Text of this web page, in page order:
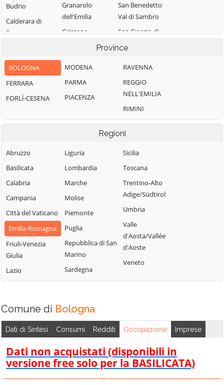
Budrio
Calderara di
Reno
Casalecchio di
Reno
Castel del Rio
Castel Guelfo di
Terme
Castello d'Argile
Granarolo
dell'Emilia
Grizzana
Belvedere
Loiano
Minerbio
San Benedetto
Val di Sambro
San Giorgio di
Persiceto
San Lazzaro di
Savena
San Pietro in
Casale
Sant'Agata
Bolognese
Sasso Marconi
Valsamoggia
Vergato
Zola Predosa
Province
BOLOGNA
FERRARA
FORLÌ-CESENA
MODENA
PARMA
PIACENZA
RAVENNA
REGGIO
NELL'EMILIA
RIMINI
Regioni
Abruzzo
Basilicata
Calabria
Campania
Città del Vaticano
Emilia-Romagna
Friuli-Venezia
Giulia
Lazio
Liguria
Lombardia
Marche
Molise
Piemonte
Puglia
Repubblica di San
Marino
Sardegna
Sicilia
Toscana
Trentino-Alto
Adige/Südtirol
Umbria
Valle
d'Aosta/Vallée
d'Aoste
Veneto
Comune di Bologna
Dati di Sintesi Consumi Redditi Occupazione Imprese
Dati non acquistati (disponibili in
versione free solo per la BASILICATA)